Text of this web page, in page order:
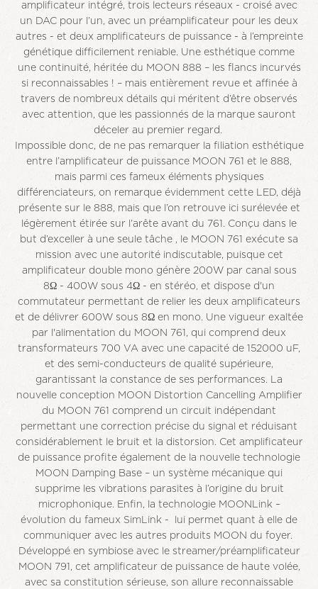
amplificateur intégré, trois lecteurs réseaux - croisé avec
un DAC pour l’un, avec un préamplificateur pour les deux
autres - et deux amplificateurs de puissance - à l’empreinte
génétique difficilement reniable. Une esthétique comme
une continuité, héritée du MOON 888 – les flancs incurvés
si reconnaissables ! – mais entièrement revue et affinée à
travers de nombreux détails qui méritent d’être observés
avec attention, que les passionnés de la marque sauront
déceler au premier regard.
Impossible donc, de ne pas remarquer la filiation esthétique
entre l’amplificateur de puissance MOON 761 et le 888,
mais parmi ces fameux éléments physiques
différenciateurs, on remarque évidemment cette LED, déjà
présente sur le 888, mais que l’on retrouve ici surélevée et
légèrement étirée sur l’arête avant du 761. Conçu dans le
but d’exceller à une seule tâche , le MOON 761 exécute sa
mission avec une autorité indiscutable, puisque cet
amplificateur double mono génère 200W par canal sous
8Ω - 400W sous 4Ω - en stéréo, et dispose d'un
commutateur permettant de relier les deux amplificateurs
et de délivrer 600W sous 8Ω en mono. Une vigueur exaltée
par l'alimentation du MOON 761, qui comprend deux
transformateurs 700 VA avec une capacité de 152000 uF,
et des semi-conducteurs de qualité supérieure,
garantissant la constance de ses performances. La
nouvelle conception MOON Distortion Cancelling Amplifier
du MOON 761 comprend un circuit indépendant
permettant une correction précise du signal et réduisant
considérablement le bruit et la distorsion. Cet amplificateur
de puissance profite également de la nouvelle technologie
MOON Damping Base – un système mécanique qui
supprime les vibrations parasites à l’origine du bruit
microphonique. Enfin, la technologie MOONLink –
évolution du fameux SimLink - lui permet quant à elle de
communiquer avec les autres produits MOON du foyer.
Développé en symbiose avec le streamer/préamplificateur
MOON 791, cet amplificateur de puissance de haute volée,
avec sa constitution sérieuse, son allure reconnaissable